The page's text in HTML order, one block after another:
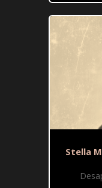
Stella